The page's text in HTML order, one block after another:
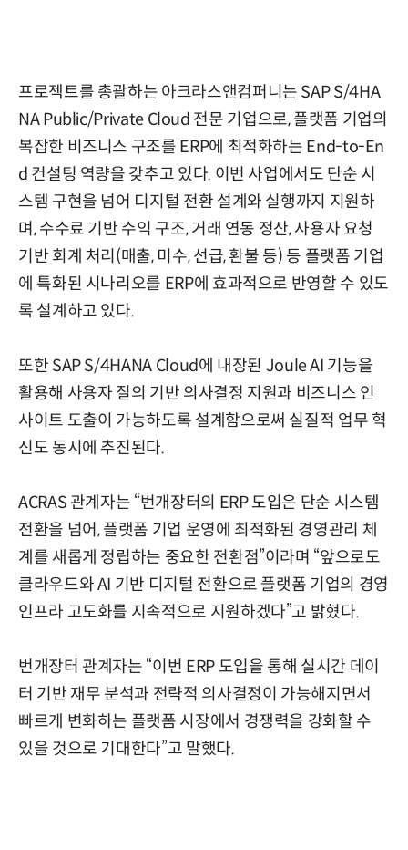
프로젝트를 총괄하는 아크라스앤컴퍼니는 SAP S/4HA
NA Public/Private Cloud 전문 기업으로, 플랫폼 기업의
복잡한 비즈니스 구조를 ERP에 최적화하는 End-to-En
d 컨설팅 역량을 갖추고 있다. 이번 사업에서도 단순 시
스템 구현을 넘어 디지털 전환 설계와 실행까지 지원하
며, 수수료 기반 수익 구조, 거래 연동 정산, 사용자 요청
기반 회계 처리(매출, 미수, 선급, 환불 등) 등 플랫폼 기업
에 특화된 시나리오를 ERP에 효과적으로 반영할 수 있도
록 설계하고 있다.
또한 SAP S/4HANA Cloud에 내장된 Joule AI 기능을
활용해 사용자 질의 기반 의사결정 지원과 비즈니스 인
사이트 도출이 가능하도록 설계함으로써 실질적 업무 혁
신도 동시에 추진된다.
ACRAS 관계자는 “번개장터의 ERP 도입은 단순 시스템
전환을 넘어, 플랫폼 기업 운영에 최적화된 경영관리 체
계를 새롭게 정립하는 중요한 전환점”이라며 “앞으로도
클라우드와 AI 기반 디지털 전환으로 플랫폼 기업의 경영
인프라 고도화를 지속적으로 지원하겠다”고 밝혔다.
번개장터 관계자는 “이번 ERP 도입을 통해 실시간 데이
터 기반 재무 분석과 전략적 의사결정이 가능해지면서
빠르게 변화하는 플랫폼 시장에서 경쟁력을 강화할 수
있을 것으로 기대한다”고 말했다.